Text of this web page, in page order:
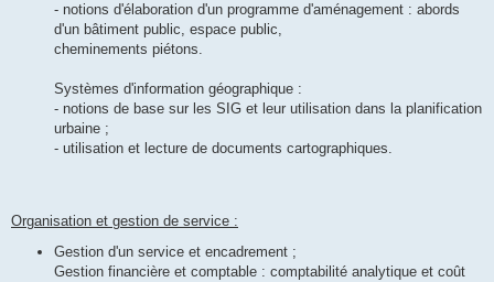
- notions d'élaboration d'un programme d'aménagement : abords
d'un bâtiment public, espace public,
cheminements piétons.
Systèmes d'information géographique :
- notions de base sur les SIG et leur utilisation dans la planification
urbaine ;
- utilisation et lecture de documents cartographiques.
Organisation et gestion de service :
Gestion d'un service et encadrement ;
Gestion financière et comptable : comptabilité analytique et coût